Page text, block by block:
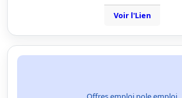
Voir l'Lien